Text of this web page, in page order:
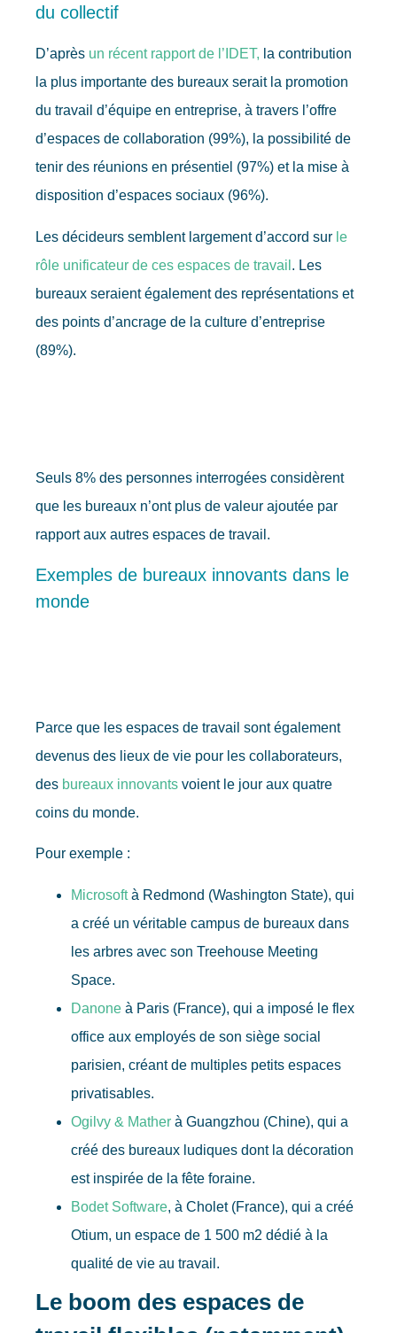
du collectif
D’après un récent rapport de l’IDET, la contribution
la plus importante des bureaux serait la promotion
du travail d’équipe en entreprise, à travers l’offre
d’espaces de collaboration (99%), la possibilité de
tenir des réunions en présentiel (97%) et la mise à
disposition d’espaces sociaux (96%).
Les décideurs semblent largement d’accord sur le
rôle unificateur de ces espaces de travail . Les
bureaux seraient également des représentations et
des points d’ancrage de la culture d’entreprise
(89%).
Seuls 8% des personnes interrogées considèrent
que les bureaux n’ont plus de valeur ajoutée par
rapport aux autres espaces de travail.
Exemples de bureaux innovants dans le
monde
Parce que les espaces de travail sont également
devenus des lieux de vie pour les collaborateurs,
des bureaux innovants voient le jour aux quatre
coins du monde.
Pour exemple :
Microsoftà Redmond (Washington State), qui
a créé un véritable campus de bureaux dans
les arbres avec son Treehouse Meeting
Space.
Danone à Paris (France), qui a imposé le flex
office aux employés de son siège social
parisien, créant de multiples petits espaces
privatisables.
Ogilvy & Mather à Guangzhou (Chine), qui a
créé des bureaux ludiques dont la décoration
est inspirée de la fête foraine.
Bodet Software, à Cholet (France), qui a créé
Otium, un espace de 1 500 m2 dédié à la
qualité de vie au travail.
Le boom des espaces de